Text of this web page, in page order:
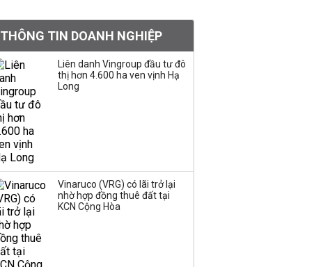
62.000 tỷ đồng tiền
mặt, ngang ngửa MWG
Đề xuất miễn 30% thuế
thu nhập cho hộ kinh
doanh, doanh nghiệp
THÔNG TIN DOANH NGHIỆP
Liên danh Vingroup đầu tư đô
thị hơn 4.600 ha ven vịnh Hạ
Long
Vinaruco (VRG) có lãi trở lại
nhờ hợp đồng thuê đất tại
KCN Cộng Hòa